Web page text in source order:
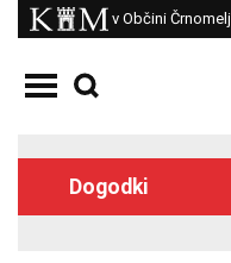
Skoči na vsebino
Kam
v Občini Črnomelj
Odpri meni
Dogodki